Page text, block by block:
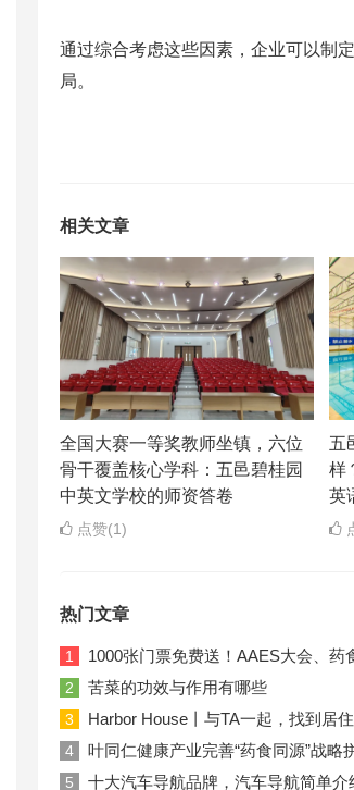
通过综合考虑这些因素，企业可以制
局。
相关文章
全国大赛一等奖教师坐镇，六位
骨干覆盖核心学科：五邑碧桂园
中英文学校的师资答卷
点赞(1)
五
样
英
热门文章
1 1000张门票免费送！AAES大会、药
2 苦菜的功效与作用有哪些
3 Harbor House丨与TA一起，找到居
4 叶同仁健康产业完善“药食同源”战略
5 十大汽车导航品牌，汽车导航简单介